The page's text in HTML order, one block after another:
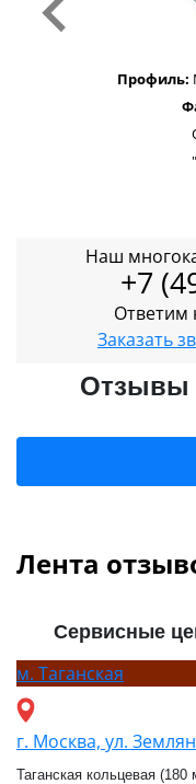
Профиль:
Наш
+7
Ответим
Заказать
Отзывы
Лента
Сервисные
м. Таганская
г. Москва, ул.
Таганская кольцевая (180